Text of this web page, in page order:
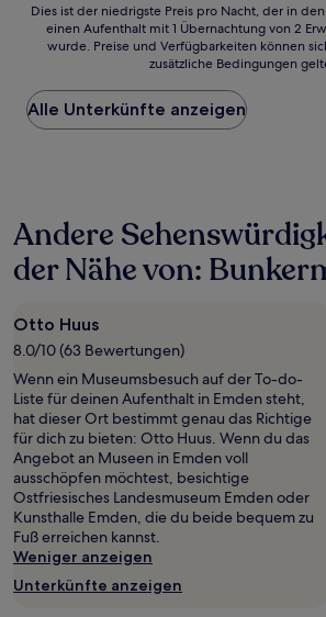
Dies
der
Preis
pro
Nacht,
24 Stunden
für
einen
1 Übernachtung
von
gefunden
wurde.
Preise
und
Verfügbarkeiten
können
sich
ändern.
Es
können
zusätzliche
Dies ist der niedrigste Preis pro Nacht, der in
einen Aufenthalt mit 1 Übernachtung von 2
wurde. Preise und Verfügbarkeiten können
zusätzliche Bedingungen
Alle Unterkünfte anzeigen
Andere
der Nähe von:
Otto Huus
8.0/10 (63 Bewertungen)
Wenn ein Museumsbesuch auf der To-do-
Liste für deinen Aufenthalt in Emden steht,
hat dieser Ort bestimmt genau das Richtige
für dich zu bieten: Otto Huus. Wenn du das
Angebot an Museen in Emden voll
ausschöpfen möchtest, besichtige
Ostfriesisches Landesmuseum Emden oder
Kunsthalle Emden, die du beide bequem zu
Fuß erreichen kannst.
Weniger anzeigen
Unterkünfte anzeigen